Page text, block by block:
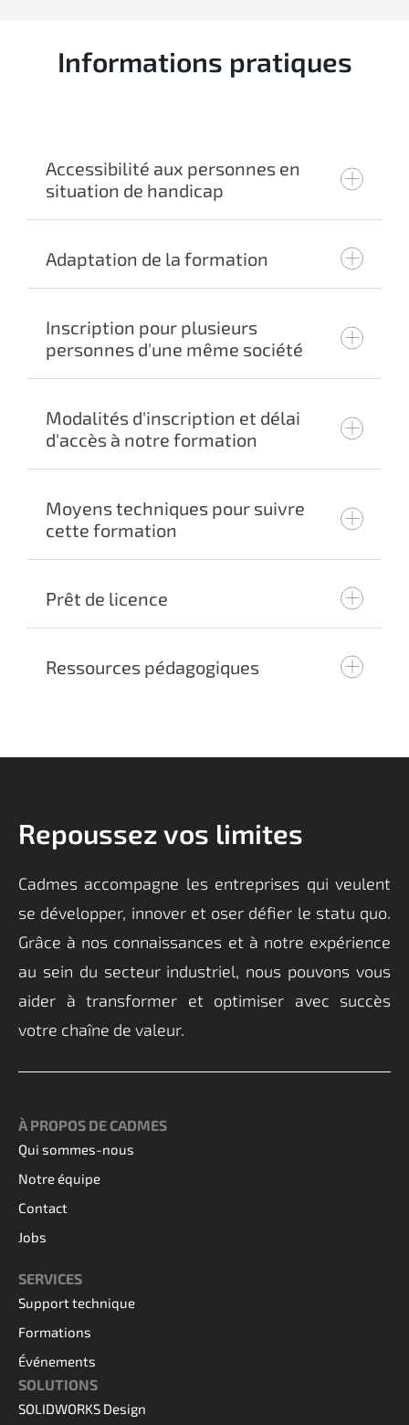
Informations pratiques
Accessibilité aux personnes en
situation de handicap
customer@cadmes.com
Adaptation de la formation
customer@cadmes.com
Inscription pour plusieurs
personnes d'une même société
Modalités d'inscription et délai
d'accès à notre formation
Moyens techniques pour suivre
cette formation
Prêt de licence
Ressources pédagogiques
customer@cadmes.com
Repoussez vos limites
Cadmes accompagne les entreprises qui veulent
se développer, innover et oser défier le statu quo.
Grâce à nos connaissances et à notre expérience
au sein du secteur industriel, nous pouvons vous
aider à transformer et optimiser avec succès
votre chaîne de valeur.
À PROPOS DE CADMES
Qui sommes-nous
Notre équipe
Contact
Jobs
SERVICES
Support technique
Formations
Événements
SOLUTIONS
SOLIDWORKS Design